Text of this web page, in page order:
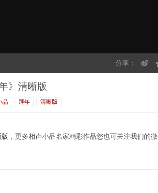
分享：
》清晰版
品 拜年 清晰版
，更多相声小品名家精彩作品您也可关注我们的